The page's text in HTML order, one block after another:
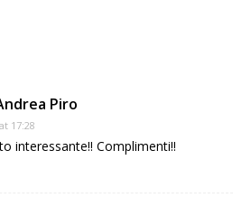
Piro
17:28
interessante!! Complimenti!!